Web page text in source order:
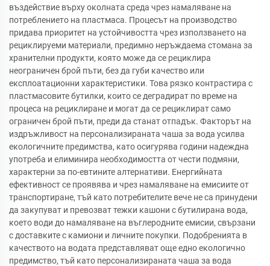
въздействие върху околната среда чрез намаляване на
потреблението на пластмаса. Процесът на производство
придава приоритет на устойчивостта чрез използването на
рециклируеми материали, предимно неръждаема стомана за
хранителни продукти, която може да се рециклира
неограничен брой пъти, без да губи качество или
експлоатационни характеристики. Това рязко контрастира с
пластмасовите бутилки, които се деградират по време на
процеса на рециклиране и могат да се рециклират само
ограничен брой пъти, преди да станат отпадък. Факторът на
издръжливост на персонализираната чаша за вода усилва
екологичните предимства, като осигурява години надеждна
употреба и елиминира необходимостта от чести подмяни,
характерни за по-евтините алтернативи. Енергийната
ефективност се проявява и чрез намаляване на емисиите от
транспортиране, тъй като потребителите вече не са принудени
да закупуват и превозват тежки кашони с бутилирана вода,
което води до намаляване на въглеродните емисии, свързани
с доставките с камиони и личните покупки. Подобренията в
качеството на водата представляват още едно екологично
предимство, тъй като персонализираната чаша за вода